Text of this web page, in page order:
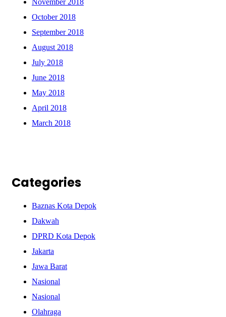
November 2018
October 2018
September 2018
August 2018
July 2018
June 2018
May 2018
April 2018
March 2018
Categories
Baznas Kota Depok
Dakwah
DPRD Kota Depok
Jakarta
Jawa Barat
Nasional
Nasional
Olahraga